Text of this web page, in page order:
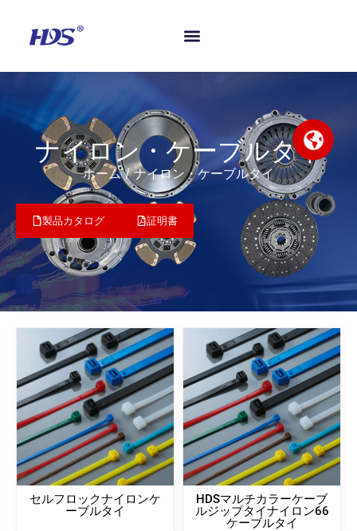
ナイロン・ケーブルタイ
ホーム/ ナイロン・ケーブルタイ
製品カタログ 証明書
セルフロックナイロンケ
ーブルタイ
HDSマルチカラーケーブ
ルジップタイナイロン66
ケーブルタイ